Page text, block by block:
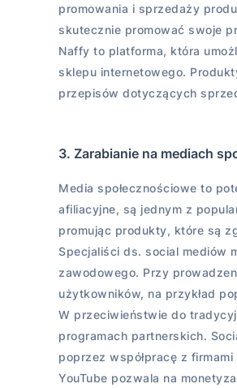
promowania i sprzedaży
skutecznie promować swoje
Naffy to platforma, która
sklepu internetowego.
przepisów dotyczących
3. Zarabianie na mediach
Media społecznościowe to
afiliacyjne, są jednym z
promując produkty, które są
Specjaliści ds. social mediów
zawodowego. Przy
użytkowników, na przykład
W przeciwieństwie do
programach partnerskich.
poprzez współpracę z
YouTube pozwala na